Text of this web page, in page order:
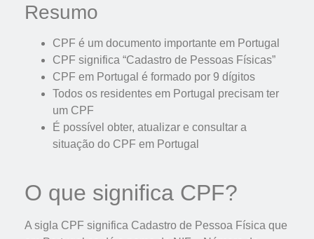
Resumo
CPF é um documento importante em Portugal
CPF significa “Cadastro de Pessoas Físicas”
CPF em Portugal é formado por 9 dígitos
Todos os residentes em Portugal precisam ter
um CPF
É possível obter, atualizar e consultar a
situação do CPF em Portugal
O que significa CPF?
A sigla CPF significa Cadastro de Pessoa Física que